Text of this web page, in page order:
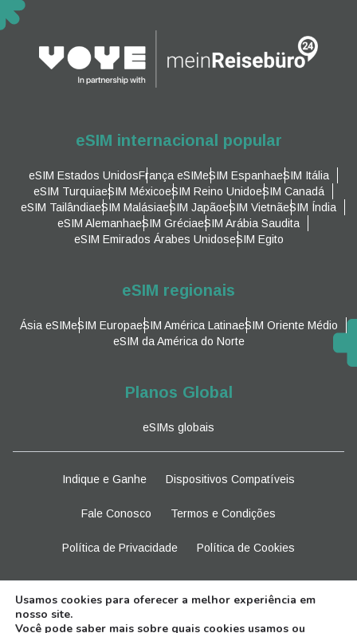
eSIM internacional popular
eSIM Estados UnidosFrança eSIMeSIM EspanhaeSIM Itália
eSIM TurquiaeSIM MéxicoeSIM Reino UnidoeSIM Canadá
eSIM TailândiaeSIM MalásiaeSIM JapãoeSIM VietnãeSIM Índia
eSIM AlemanhaeSIM GréciaeSIM Arábia Saudita
eSIM Emirados Árabes UnidoseSIM Egito
eSIM regionais
Ásia eSIMeSIM EuropaeSIM América LatinaeSIM Oriente Médio
eSIM da América do Norte
Planos Global
eSIMs globais
Indique e Ganhe Dispositivos Compatíveis
Fale Conosco Termos e Condições
Política de Privacidade Política de Cookies
Usamos cookies para oferecer a melhor experiência em
nosso site.
Você pode saber mais sobre quais cookies usamos ou